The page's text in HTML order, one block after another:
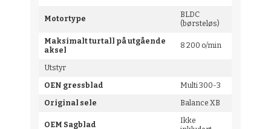
Motortype
BLDC
(børsteløs)
Maksimalt turtall på utgående
aksel
8 200 o/min
Utstyr
OEN gressblad Multi 300-3
Original sele Balance XB
OEM Sagblad
Ikke